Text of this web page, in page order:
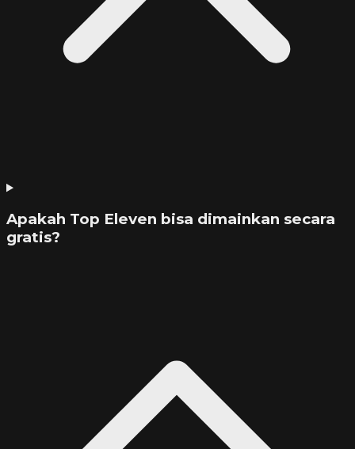
Apakah Top Eleven bisa dimainkan secara
gratis?